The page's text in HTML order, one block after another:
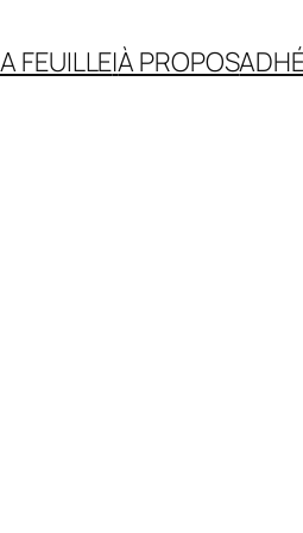
FEUILLE|À PROPOS